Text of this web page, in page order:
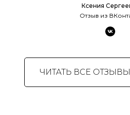
Ксения
Отзыв из
ЧИТАТЬ ВСЕ